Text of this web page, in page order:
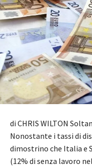
di CHRIS WILTON
Nonostante i tassi di
dimostrino che Italia e
(12% di senza lavoro